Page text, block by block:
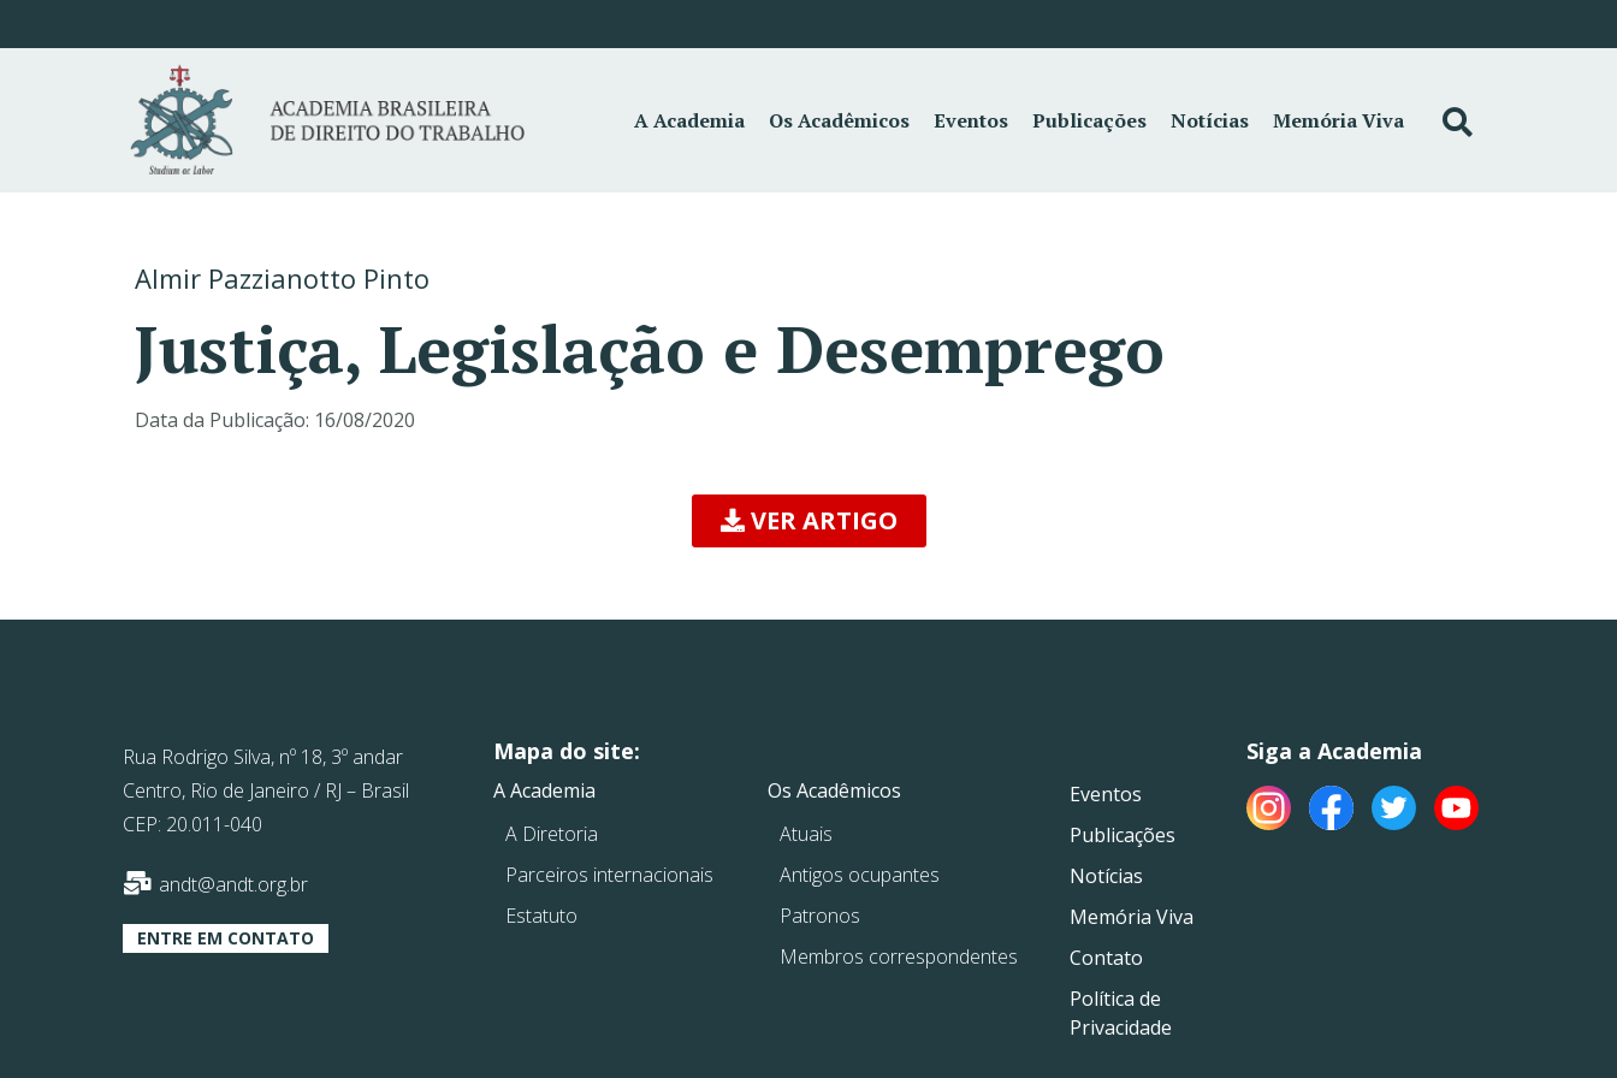
A Academia Os Acadêmicos Eventos Publicações Notícias Memória Viva
Almir Pazzianotto Pinto
Justiça, Legislação e Desemprego
Data da Publicação: 16/08/2020
VER ARTIGO
Rua Rodrigo Silva, nº 18, 3º andar
Centro, Rio de Janeiro / RJ – Brasil
CEP: 20.011-040
andt@andt.org.br
ENTRE EM CONTATO
Mapa do site:
A Academia
A Diretoria
Parceiros internacionais
Estatuto
Os Acadêmicos
Atuais
Antigos ocupantes
Patronos
Membros correspondentes
Eventos
Publicações
Notícias
Memória Viva
Contato
Política de
Privacidade
Siga a Academia